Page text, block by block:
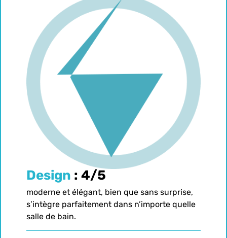
Design : 4/5
moderne et élégant, bien que sans surprise,
s’intègre parfaitement dans n’importe quelle
salle de bain.